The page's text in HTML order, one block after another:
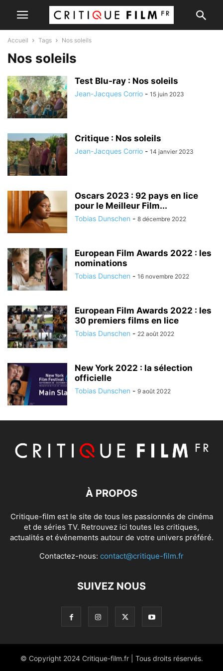
Accueil Tags Nos soleils
Nos soleils
Test Blu-ray : Nos soleils
Jean-Jacques Corrio - 15 juin 2023
Critique : Nos soleils
Jean-Jacques Corrio - 14 janvier 2023
Oscars 2023 : 92 pays en lice
pour le Meilleur Film...
Tobias Dunschen - 8 décembre 2022
European Film Awards 2022 : les
nominations
Tobias Dunschen - 16 novembre 2022
European Film Awards 2022 : les
30 premiers films en lice
Tobias Dunschen - 22 août 2022
New York 2022 : la sélection
officielle
Tobias Dunschen - 9 août 2022
À PROPOS
Critique-film est le site de tous les passionnés de cinéma
et de séries TV. Retrouvez ici toutes les critiques,
actualités et événements autour de votre univers préféré.
Contactez-nous: contact@critique-film.fr
SUIVEZ NOUS
© Copyright 2024 Critique-film.fr | Tous droits réservés.